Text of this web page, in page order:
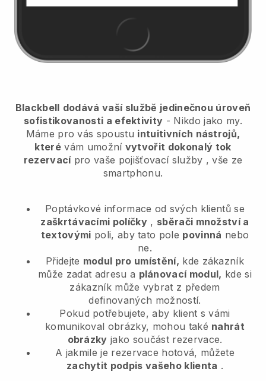
Blackbell dodává vaší službě jedinečnou úroveň
sofistikovanosti a efektivity - Nikdo jako my.
Máme pro vás spoustu intuitivních nástrojů,
které vám umožní vytvořit dokonalý tok
rezervací pro vaše pojišťovací služby , vše ze
smartphonu.
Poptávkové informace od svých klientů se
zaškrtávacími políčky , sběrači množství a
textovými poli, aby tato pole povinná nebo
ne.
Přidejte modul pro umístění, kde zákazník
může zadat adresu a plánovací modul, kde si
zákazník může vybrat z předem
definovaných možností.
Pokud potřebujete, aby klient s vámi
komunikoval obrázky, mohou také nahrát
obrázky jako součást rezervace.
A jakmile je rezervace hotová, můžete
zachytit podpis vašeho klienta .